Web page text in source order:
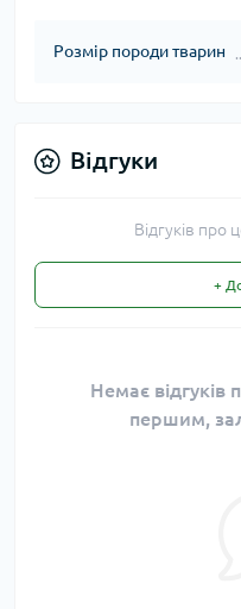
Розмір породи тварин
Відгуки
Відгуків про
+
Немає відгуків
першим,